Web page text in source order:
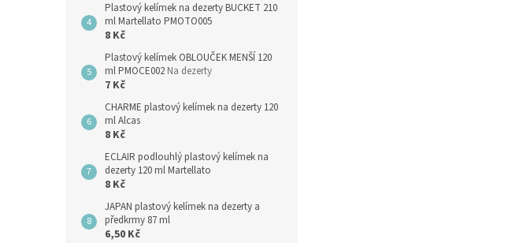
Plastový kelímek na dezerty BUCKET 210
ml Martellato PMOTO005
8 Kč
Plastový kelímek OBLOUČEK MENŠÍ 120
ml PMOCE002 Na dezerty
7 Kč
CHARME plastový kelímek na dezerty 120
ml Alcas
8 Kč
ECLAIR podlouhlý plastový kelímek na
dezerty 120 ml Martellato
8 Kč
JAPAN plastový kelímek na dezerty a
předkrmy 87 ml
6,50 Kč